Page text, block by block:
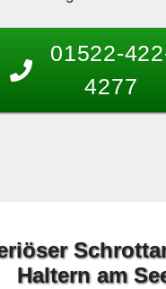
01522-
4277
Haltern am